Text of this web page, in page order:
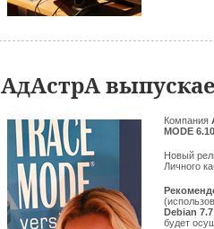
АдАстрА
Компания
MODE
Новый
Личного
Debian 7.7
будет